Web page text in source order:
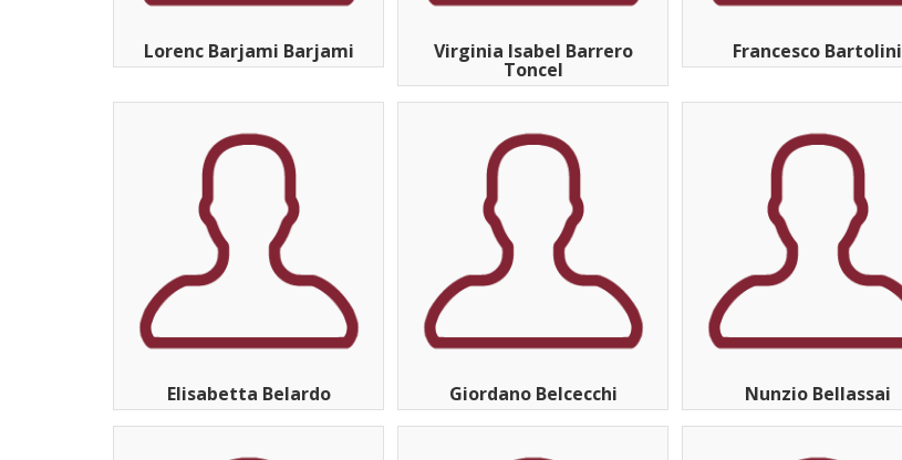
Lorenc Barjami Barjami Virginia Isabel Barrero
Toncel
Francesco Bartolini
Elisabetta Belardo Giordano Belcecchi Nunzio Bellassai